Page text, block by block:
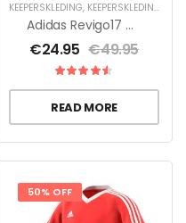
KEEPERSSHIRTS
KEEPERSKLEDING, KEEPERSKLEDING SALE
Adidas Revigo17 GK Y Jr
€24.95 €49.95
READ MORE
50% OFF